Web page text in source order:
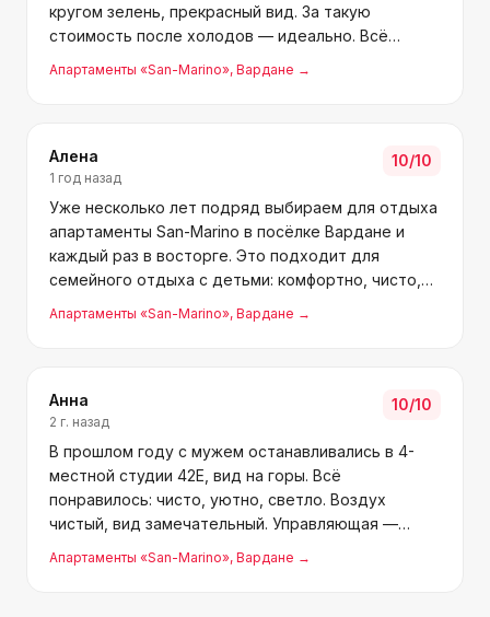
кругом зелень, прекрасный вид. За такую
стоимость после холодов — идеально. Всё
заселила оперативно, жизнерадостная. Приедем
Апартаменты «San-Marino», Вардане →
Алена
1 год назад
10/10
Уже несколько лет подряд выбираем для отдыха
апартаменты San-Marino в посёлке Вардане и
каждый раз в восторге. Это подходит для
семейного отдыха с детьми: комфортно, чисто,
— 10 минут пешком, удобно с детьми. Район
Апартаменты «San-Marino», Вардане →
Анна
2 г. назад
10/10
В прошлом году с мужем останавливались в 4-
местной студии 42Е, вид на горы. Всё
понравилось: чисто, уютно, светло. Воздух
чистый, вид замечательный. Управляющая —
Комплекс хороший, отличное место для
Апартаменты «San-Marino», Вардане →